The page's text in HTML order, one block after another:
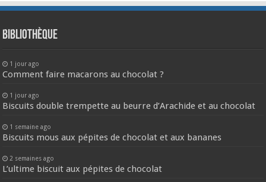
Bibliothèque
1 jour ago
Comment faire macarons au chocolat ?
1 jour ago
Biscuits double trempette au beurre d’Arachide et au chocolat
1 semaine ago
Biscuits mous aux pépites de chocolat et aux bananes
2 semaines ago
L’ultime biscuit aux pépites de chocolat